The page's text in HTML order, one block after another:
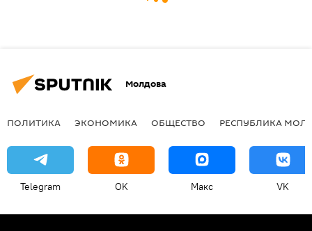
Молдова
ПОЛИТИКА ЭКОНОМИКА ОБЩЕСТВО РЕСПУБЛИКА
Telegram OK Макс VK